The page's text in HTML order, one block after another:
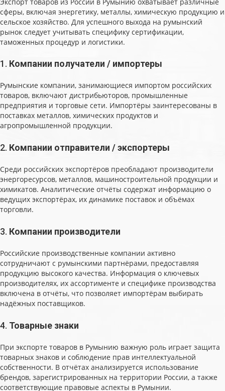
сферы, включая энергетику, металлы, химическую продукцию и
сельское хозяйство. Для успешного выхода на румынский
рынок следует учитывать специфику сертификации,
таможенных процедур и логистики.
1. Компании получатели / импортеры
Румынские компании, занимающиеся импортом российских
товаров, включают дистрибьюторов, промышленные
предприятия и торговые сети. Импортёры заинтересованы в
поставках металлов, химических продуктов и
агропромышленной продукции.
2. Компании отправители / экспортеры
Среди российских экспортёров преобладают производители
энергоресурсов, металлов, машиностроительной продукции и
химикатов. Аналитические отчёты содержат информацию о
ведущих экспортёрах, их динамике поставок и объёмах
торговли.
3. Компании производители
Российские производственные компании активно
сотрудничают с румынскими партнёрами, предоставляя
продукцию высокого качества. Информация о ключевых
производителях, их ассортименте и специфике производства
включена в отчёты, что позволяет импортёрам выбирать
надёжных поставщиков.
4. Товарные знаки
При экспорте товаров в Румынию важную роль играет защита
товарных знаков и соблюдение прав интеллектуальной
собственности. В отчётах анализируется использование
брендов, зарегистрированных на территории России, а также
соответствующие правовые аспекты в Румынии.